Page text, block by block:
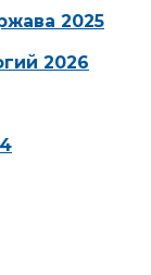
2025
2026